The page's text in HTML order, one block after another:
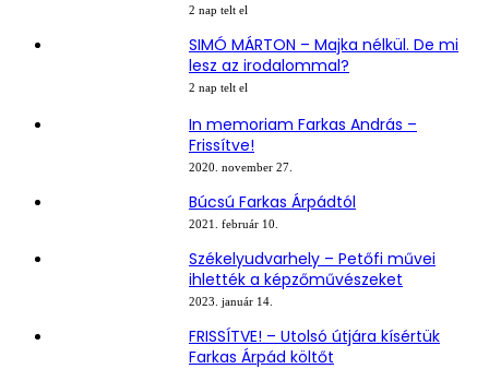
2 nap telt el
SIMÓ MÁRTON – Majka nélkül. De mi
lesz az irodalommal?
2 nap telt el
In memoriam Farkas András –
Frissítve!
2020. november 27.
Búcsú Farkas Árpádtól
2021. február 10.
Székelyudvarhely – Petőfi művei
ihlették a képzőművészeket
2023. január 14.
FRISSÍTVE! – Utolsó útjára kísértük
Farkas Árpád költőt